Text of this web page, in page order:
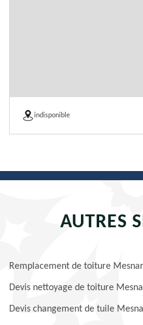
indisponible
AUTRES
Remplacement de toiture
Devis nettoyage de toiture
Devis changement de tuile